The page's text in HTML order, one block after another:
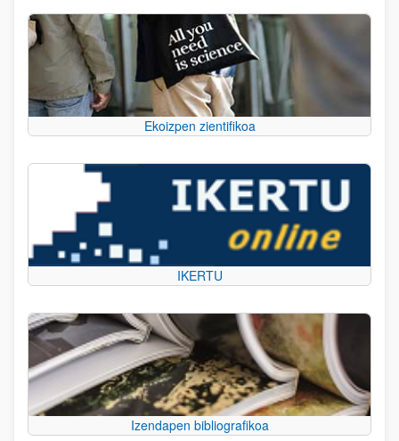
Ekoizpen zientifikoa
IKERTU
Izendapen bibliografikoa